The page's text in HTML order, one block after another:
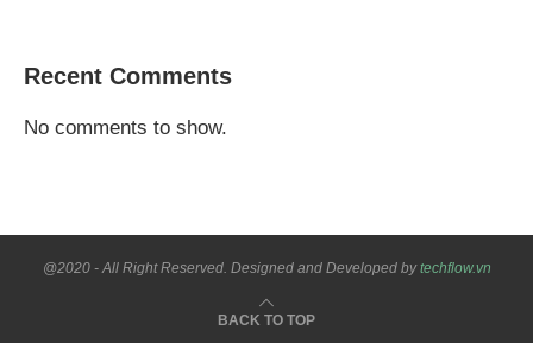
Recent Comments
No comments to show.
@2020 - All Right Reserved. Designed and Developed bytechflow.vn
BACK TO TOP